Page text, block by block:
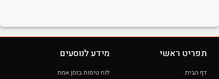
תפריט ראשי
דף הבית
מידע לנוסעים
לוח טיסות בזמן אמת